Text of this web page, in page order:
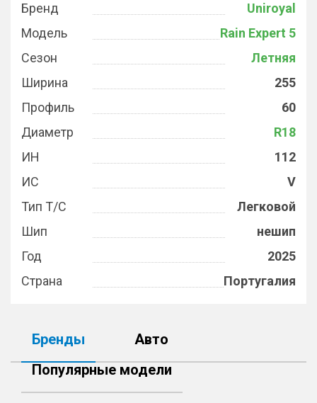
Бренд
Uniroyal
Модель
Rain Expert 5
Сезон
Летняя
Ширина
255
Профиль
60
Диаметр
R18
ИН
112
ИС
V
Тип Т/С
Легковой
Шип
нешип
Год
2025
Страна
Португалия
Бренды
Авто
Популярные модели